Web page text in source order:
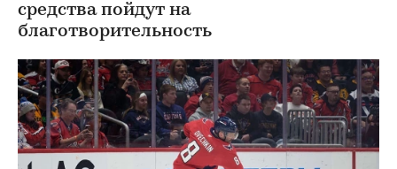
средства пойдут на
благотворительность